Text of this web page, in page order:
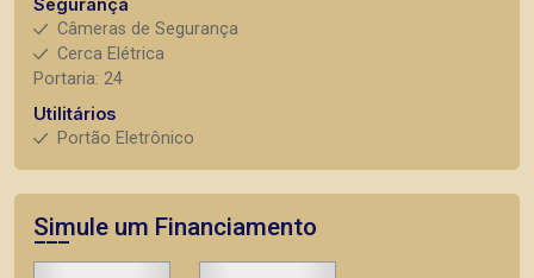
Segurança
Câmeras de Segurança
Cerca Elétrica
Portaria: 24
Utilitários
Portão Eletrônico
Simule um Financiamento